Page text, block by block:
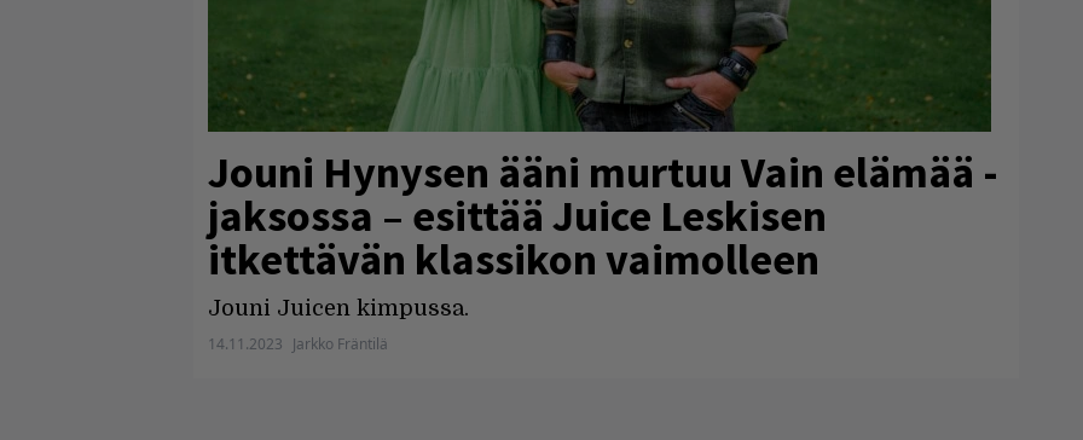
Jouni Hynysen ääni murtuu Vain elämää -
jaksossa – esittää Juice Leskisen
itkettävän klassikon vaimolleen
Jouni Juicen kimpussa.
14.11.2023 Jarkko Fräntilä